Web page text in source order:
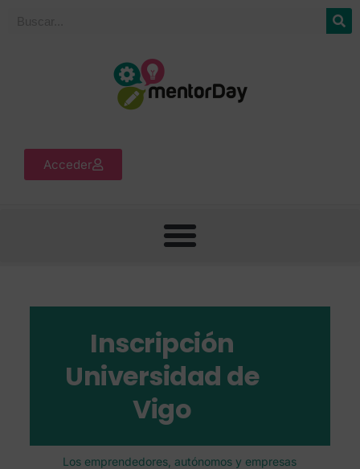
Acceder
Inscripción
Universidad de
Vigo
Los emprendedores, autónomos y empresas